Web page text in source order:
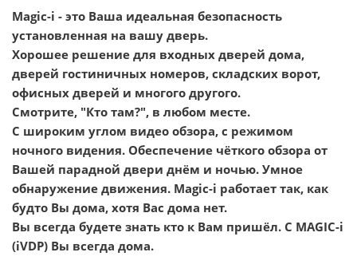
Magic-i - это Ваша идеальная безопасность
установленная на вашу дверь.
Хорошее решение для входных дверей дома,
дверей гостиничных номеров, складских ворот,
офисных дверей и многого другого.
Смотрите, "Кто там?", в любом месте.
С широким углом видео обзора, с режимом
ночного видения. Обеспечение чёткого обзора от
Вашей парадной двери днём и ночью. Умное
обнаружение движения. Magic-i работает так, как
будто Вы дома, хотя Вас дома нет.
Вы всегда будете знать кто к Вам пришёл. С MAGIC-i
(iVDP) Вы всегда дома.